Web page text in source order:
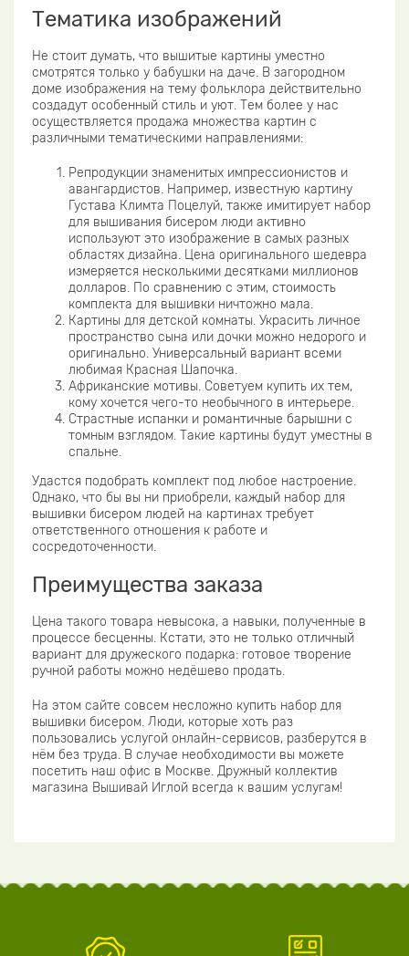
Тематика изображений
Не стоит думать, что вышитые картины уместно
смотрятся только у бабушки на даче. В загородном
доме изображения на тему фольклора действительно
создадут особенный стиль и уют. Тем более у нас
осуществляется продажа множества картин с
различными тематическими направлениями:
Репродукции знаменитых импрессионистов и
авангардистов. Например, известную картину
Густава Климта Поцелуй, также имитирует набор
для вышивания бисером люди активно
используют это изображение в самых разных
областях дизайна. Цена оригинального шедевра
измеряется несколькими десятками миллионов
долларов. По сравнению с этим, стоимость
комплекта для вышивки ничтожно мала.
Картины для детской комнаты. Украсить личное
пространство сына или дочки можно недорого и
оригинально. Универсальный вариант всеми
любимая Красная Шапочка.
Африканские мотивы. Советуем купить их тем,
кому хочется чего-то необычного в интерьере.
Страстные испанки и романтичные барышни с
томным взглядом. Такие картины будут уместны в
спальне.
Удастся подобрать комплект под любое настроение.
Однако, что бы вы ни приобрели, каждый набор для
вышивки бисером людей на картинах требует
ответственного отношения к работе и
сосредоточенности.
Преимущества заказа
Цена такого товара невысока, а навыки, полученные в
процессе бесценны. Кстати, это не только отличный
вариант для дружеского подарка: готовое творение
ручной работы можно недёшево продать.
На этом сайте совсем несложно купить набор для
вышивки бисером. Люди, которые хоть раз
пользовались услугой онлайн-сервисов, разберутся в
нём без труда. В случае необходимости вы можете
посетить наш офис в Москве. Дружный коллектив
магазина Вышивай Иглой всегда к вашим услугам!